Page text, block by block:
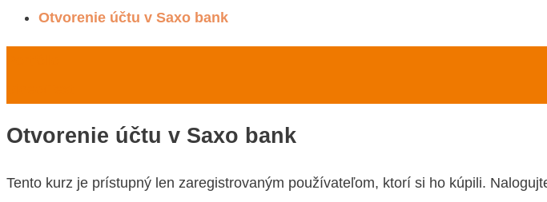
Otvorenie účtu v Saxo bank
Otvorenie účtu v Saxo bank
Tento kurz je prístupný len zaregistrovaným používateľom, ktorí si ho kúpili.